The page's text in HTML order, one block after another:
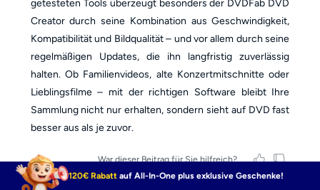
getesteten Tools überzeugt besonders der DVDFab DVD
Creator durch seine Kombination aus Geschwindigkeit,
Kompatibilität und Bildqualität – und vor allem durch seine
regelmäßigen Updates, die ihn langfristig zuverlässig
halten. Ob Familienvideos, alte Konzertmitschnitte oder
Lieblingsfilme – mit der richtigen Software bleibt Ihre
Sammlung nicht nur erhalten, sondern sieht auf DVD fast
besser aus als je zuvor.
War dieser Beitrag für Sie hilfreich?
120€ Rabatt auf All-In-One plus exklusive Geschenke!